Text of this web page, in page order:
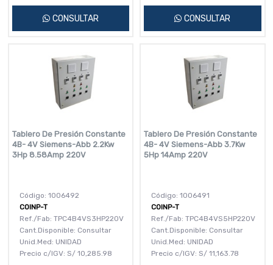
CONSULTAR CONSULTAR
Tablero De Presión Constante
4B- 4V Siemens-Abb 2.2Kw
3Hp 8.58Amp 220V
Código: 1006492
COINP-T
Ref./Fab: TPC4B4VS3HP220V
Cant.Disponible: Consultar
Unid.Med: UNIDAD
Precio c/IGV: S/ 10,285.98
Tablero De Presión Constante
4B- 4V Siemens-Abb 3.7Kw
5Hp 14Amp 220V
Código: 1006491
COINP-T
Ref./Fab: TPC4B4VS5HP220V
Cant.Disponible: Consultar
Unid.Med: UNIDAD
Precio c/IGV: S/ 11,163.78